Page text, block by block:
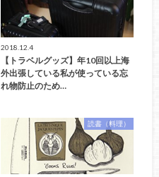
2018.12.4
【トラベルグッズ】年10回以上海
外出張している私が使っている忘
れ物防止のため…
読書（料理）